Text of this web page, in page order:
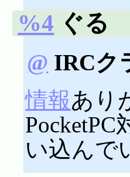
%4 ぐる
@ IRCク
情報あり
い込んで